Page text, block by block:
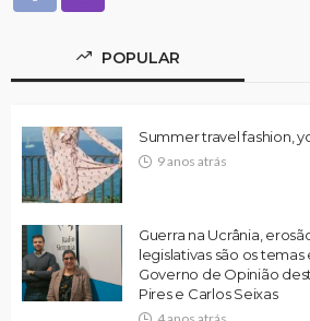
POPULAR
Summer travel fashion,
9 anos atrás
Guerra na Ucrânia,
legislativas são os
Governo de Opinião
Pires e Carlos Seixas